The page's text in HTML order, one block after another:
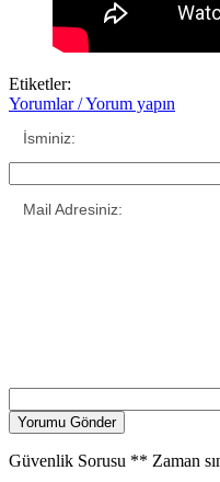
Etiketler:
Yorumlar / Yorum yapın
İsminiz:
Mail Adresiniz:
Güvenlik Sorusu ** Zaman